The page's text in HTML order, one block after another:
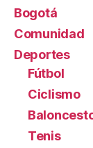
Bogotá
Comunidad
Deportes
Fútbol
Ciclismo
Tenis